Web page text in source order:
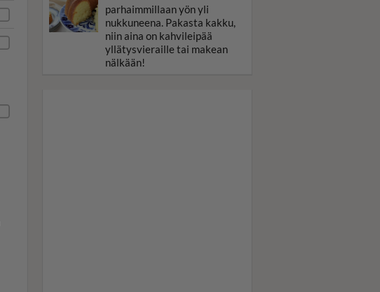
parhaimmillaan yön yli
nukkuneena. Pakasta kakku,
niin aina on kahvileipää
yllätysvieraille tai makean
nälkään!